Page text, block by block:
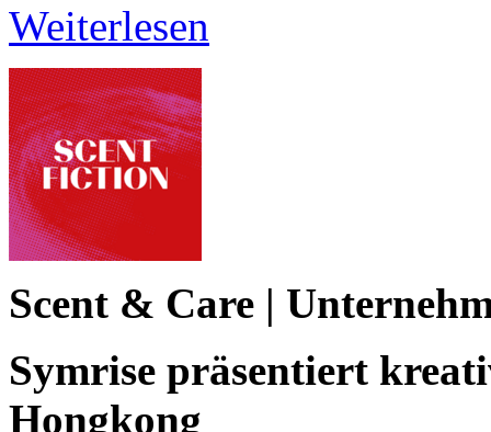
Weiterlesen
Scent & Care |
Symrise präsentiert
Hongkong